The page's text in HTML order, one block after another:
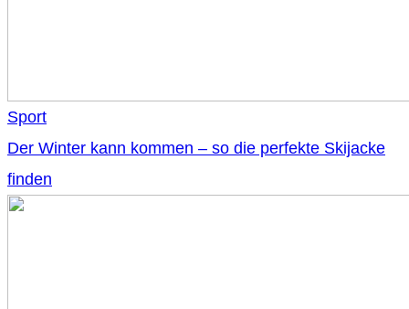
Sport
Der Winter kann kommen – so die perfekte Skijacke
finden